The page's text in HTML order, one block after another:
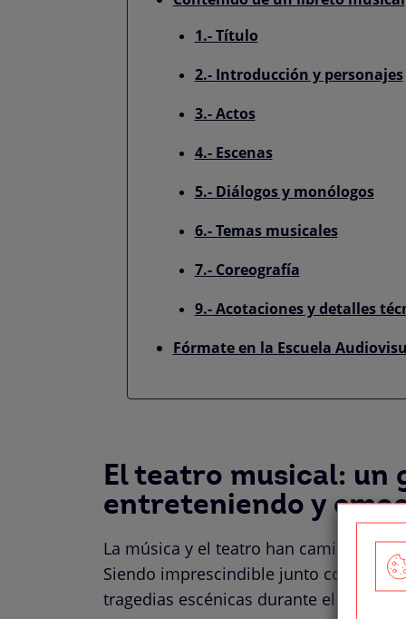
1.- Título
2.- Introducción y personajes
3.- Actos
4.- Escenas
5.- Diálogos y monólogos
6.- Temas musicales
7.- Coreografía
9.- Acotaciones y detalles
Fórmate en la Escuela
El teatro musical: un
entreteniendo y
La música y el teatro han caminado
Siendo imprescindible junto con la
tragedias escénicas durante el siglo V